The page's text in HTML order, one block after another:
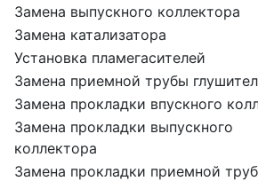
Замена выпускного коллектора
Замена катализатора
Установка пламегасителей
Замена приемной трубы
Замена прокладки впускного
Замена прокладки выпускного
коллектора
Замена прокладки приемной